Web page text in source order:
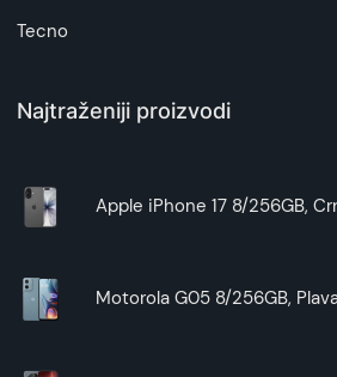
Tecno
Najtraženiji proizvodi
Apple iPhone 17 8/256GB,
Motorola G05 8/256GB,